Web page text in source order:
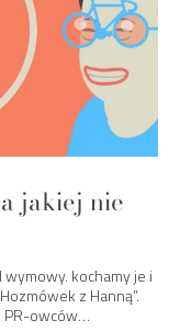
jakiej nie
kochamy je i
z Hanną”.
PR-owców…